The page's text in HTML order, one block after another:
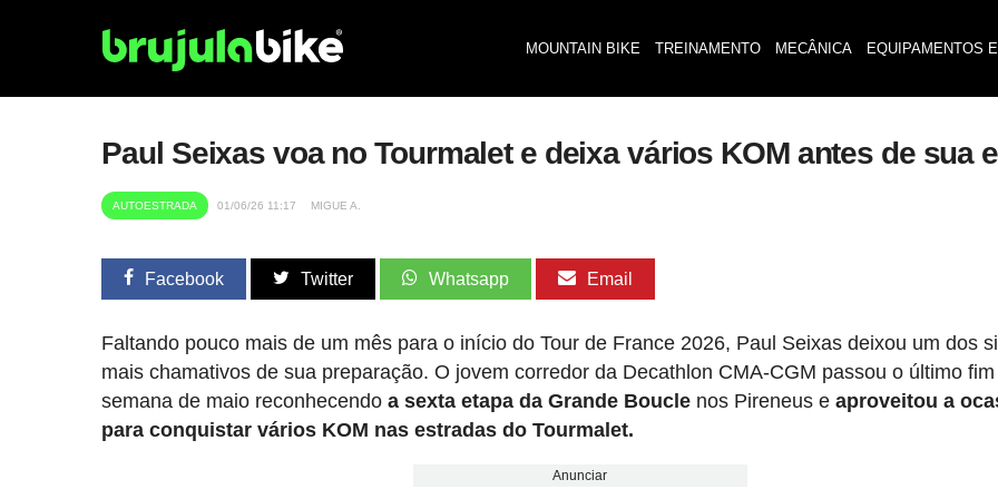
MOUNTAIN BIKE TREINAMENTO MECÂNICA EQUIPAMENTOS
Paul Seixas voa no Tourmalet e deixa vários KOM antes de sua
AUTOESTRADA 01/06/26 11:17 MIGUE A.
Facebook Twitter Whatsapp Email
Faltando pouco mais de um mês para o início do Tour de France 2026, Paul Seixas deixou um dos
mais chamativos de sua preparação. O jovem corredor da Decathlon CMA-CGM passou o último
semana de maio reconhecendoa sexta etapa da Grande Boucle nos Pireneus eaproveitou a
para conquistar vários KOM nas estradas do Tourmalet.
Anunciar